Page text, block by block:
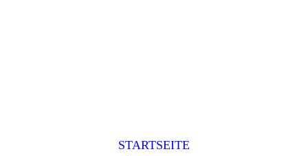
STARTSEITE